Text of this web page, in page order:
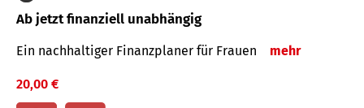
Ab jetzt finanziell unabhängig
Ein nachhaltiger Finanzplaner für Frauen mehr
20,00 €